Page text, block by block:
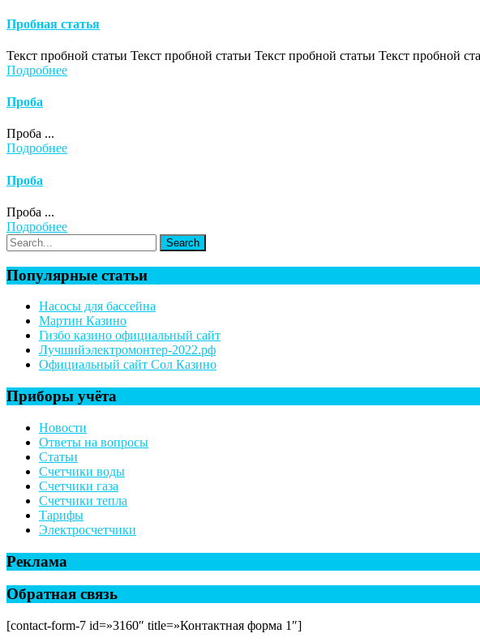
Пробная статья
Текст пробной статьи Текст пробной статьи Текст пробной статьи Текст пробной
Подробнее
Проба
Проба ...
Подробнее
Проба
Проба ...
Подробнее
Популярные статьи
Насосы для бассейна
Мартин Казино
Гизбо казино официальный сайт
Лучшийэлектромонтер-2022.рф
Официальный сайт Сол Казино
Приборы учёта
Новости
Ответы на вопросы
Статьи
Счетчики воды
Счетчики газа
Счетчики тепла
Тарифы
Электросчетчики
Реклама
Обратная связь
[contact-form-7 id=»3160″ title=»Контактная форма 1″]